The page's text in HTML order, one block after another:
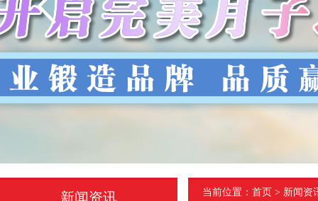
新闻资讯 当前位置： 首页 > 新闻资